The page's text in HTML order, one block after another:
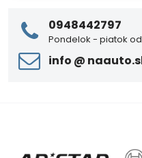
0948442797
Pondelok - piatok od
info ​@